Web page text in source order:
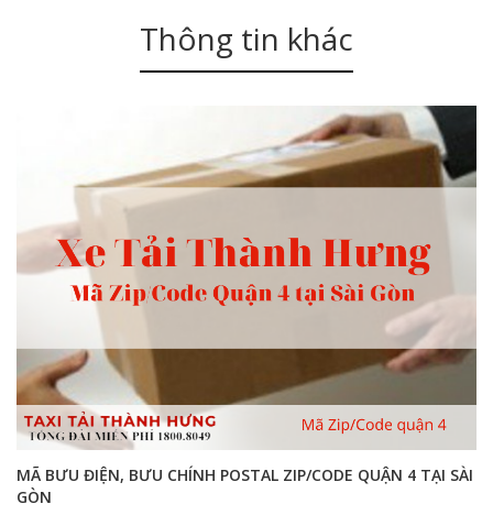
Thông tin khác
MÃ BƯU ĐIỆN, BƯU CHÍNH POSTAL ZIP/CODE QUẬN 4 TẠI SÀI
GÒN